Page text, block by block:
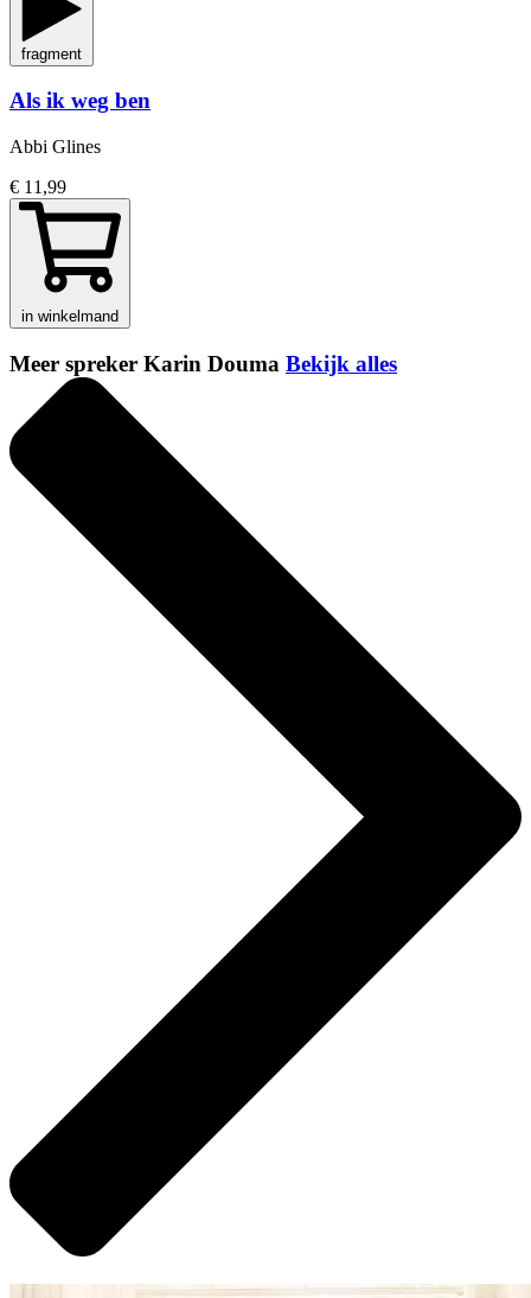
fragment
Als ik weg ben
Abbi Glines
€ 11,99
in winkelmand
Meer spreker Karin Douma Bekijk alles